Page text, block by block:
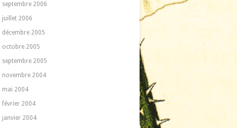
septembre 2006
juillet 2006
décembre 2005
octobre 2005
septembre 2005
novembre 2004
mai 2004
février 2004
janvier 2004